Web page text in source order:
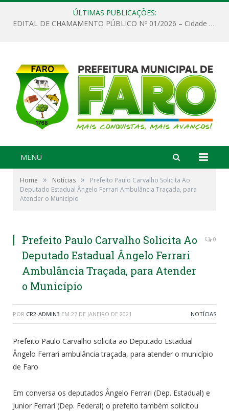
ÚLTIMAS PUBLICAÇÕES:
EDITAL DE CHAMAMENTO PÚBLICO Nº 01/2026 – Cidade de Faro
MENU
Home » Notícias »
Prefeito Paulo Carvalho Solicita Ao
Deputado Estadual Ângelo Ferrari Ambulância Traçada, para
Atender o Município
Prefeito Paulo Carvalho Solicita Ao
Deputado Estadual Ângelo Ferrari
Ambulância Traçada, para Atender
o Município
0
POR CR2-ADMIN3 EM 27 DE JANEIRO DE 2021 NOTÍCIAS
Prefeito Paulo Carvalho solicita ao Deputado Estadual
Ângelo Ferrari ambulância traçada, para atender o município
de Faro
Em conversa os deputados Ângelo Ferrari (Dep. Estadual) e
Junior Ferrari (Dep. Federal) o prefeito também solicitou